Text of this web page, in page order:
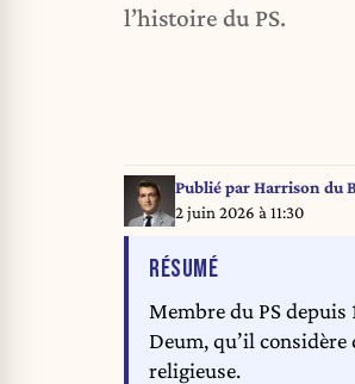
l’histoire du PS.
Publié parHarrison du
2 juin 2026 à 11:30
RÉSUMÉDE L'ARTICLE
Membre du PS
Deum, qu’il
religieuse.